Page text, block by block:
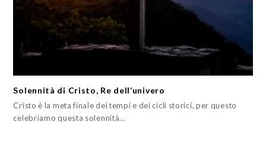
Solennità di Cristo, Re dell’univero
Cristo è la meta finale dei tempi e dei cicli storici, per questo
celebriamo questa solennità…